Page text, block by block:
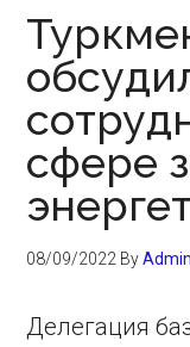
сфере
08/09/2022 ByAdmin
Делегация